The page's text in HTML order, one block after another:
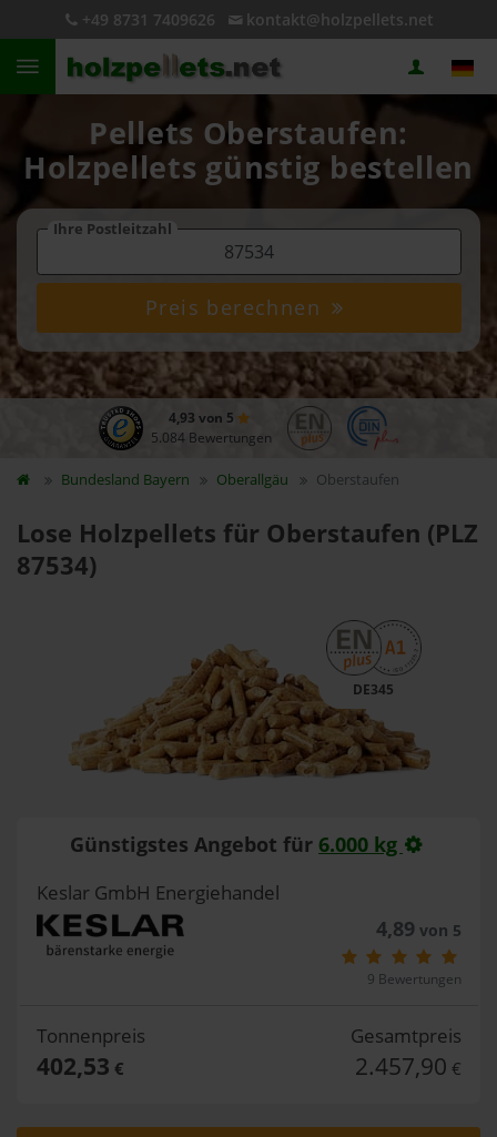
+49 8731 7409626 kontakt@holzpellets.net
Pellets Oberstaufen:
Holzpellets günstig bestellen
Ihre Postleitzahl
Preis berechnen
4,93 von 5
5.084 Bewertungen
Bundesland Bayern Oberallgäu Oberstaufen
Lose Holzpellets für Oberstaufen (PLZ
87534)
DE345
Günstigstes Angebot für 6.000 kg
Keslar GmbH Energiehandel
4,89von 5
9 Bewertungen
Tonnenpreis
402,53 €
Gesamtpreis
2.457,90 €